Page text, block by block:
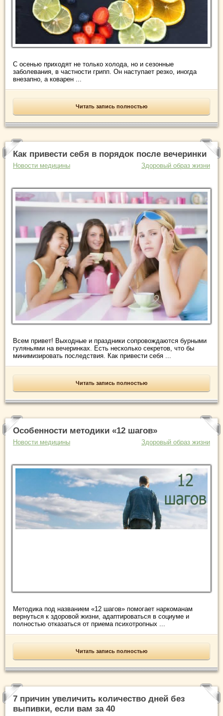
С осенью приходят не только холода, но и сезонные
заболевания, в частности грипп. Он наступает резко, иногда
внезапно, а коварен ...
Читать запись полностью
Как привести себя в порядок после вечеринки
Новости медицины Здоровый образ жизни
Всем привет! Выходные и праздники сопровождаются бурными
гуляньями на вечеринках. Есть несколько секретов, что бы
минимизировать последствия. Как привести себя ...
Читать запись полностью
Особенности методики «12 шагов»
Новости медицины Здоровый образ жизни
Методика под названием «12 шагов» помогает наркоманам
вернуться к здоровой жизни, адаптироваться в социуме и
полностью отказаться от приема психотропных ...
Читать запись полностью
7 причин увеличить количество дней без
выпивки, если вам за 40